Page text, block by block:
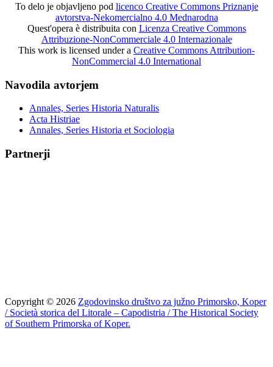
To delo je objavljeno pod licenco Creative Commons Priznanje
avtorstva-Nekomercialno 4.0 Mednarodna
Quest'opera è distribuita con Licenza Creative Commons
Attribuzione-NonCommerciale 4.0 Internazionale
This work is licensed under a Creative Commons Attribution-
NonCommercial 4.0 International
Navodila avtorjem
Annales, Series Historia Naturalis
Acta Histriae
Annales, Series Historia et Sociologia
Partnerji
Copyright © 2026 Zgodovinsko društvo za južno Primorsko, Koper
/ Società storica del Litorale – Capodistria / The Historical Society
of Southern Primorska of Koper.